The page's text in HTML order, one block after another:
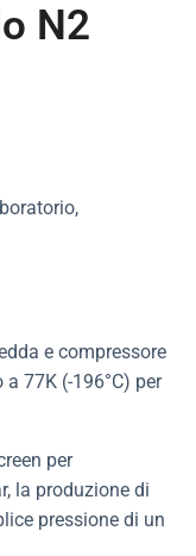
N2
e compressore
77K (-196°C) per
per
la produzione di
pressione di un